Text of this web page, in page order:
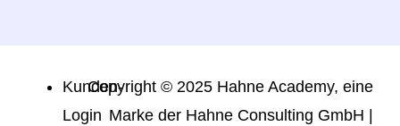
Kunden-
Login
Copyright © 2025 Hahne Academy, eine
Marke der Hahne Consulting GmbH |